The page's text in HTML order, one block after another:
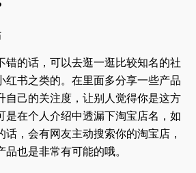
错的话，可以去逛一逛比较知名的社
红书之类的。在里面多分享一些产品
自己的关注度，让别人觉得你是这方
是在个人介绍中透漏下淘宝店名，如
，会有网友主动搜索你的淘宝店，
也是非常有可能的哦。